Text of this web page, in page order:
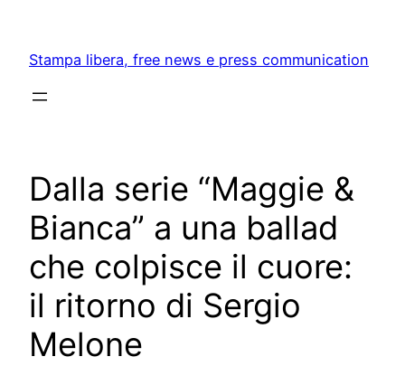
content
Stampa libera, free news e press communication
Dalla serie “Maggie &
Bianca” a una ballad
che colpisce il cuore:
il ritorno di Sergio
Melone